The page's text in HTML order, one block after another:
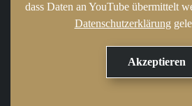
dass Daten an YouTube übermittelt
Datenschutzerklärung